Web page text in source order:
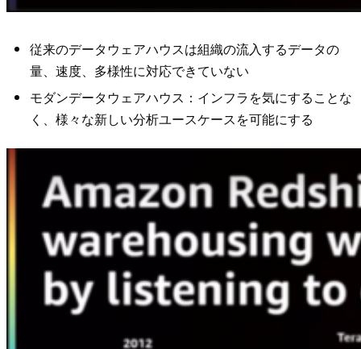
従来のデータウェアハウスは組織の流入するデータの
量、速度、多様性に対応できていない
モダンデータウェアハウス：インフラを気にすることな
く、様々な新しい分析ユースケースを可能にする